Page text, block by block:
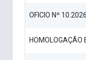
OFICIO Nº
HOMOLOGAÇÃO